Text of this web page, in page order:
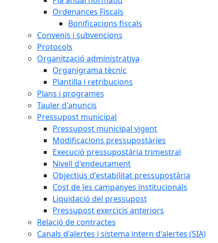
Ordenances Fiscals
Bonificacions fiscals
Convenis i subvencions
Protocols
Organització administrativa
Organigrama tècnic
Plantilla i retribucions
Plans i programes
Tauler d'anuncis
Pressupost municipal
Pressupost municipal vigent
Modificacions pressupostàries
Execució pressupostària trimestral
Nivell d'endeutament
Objectius d'estabilitat pressupostària
Cost de les campanyes institucionals
Liquidació del pressupost
Pressupost exercicis anteriors
Relació de contractes
Canals d'alertes i sistema intern d'alertes (SIA)